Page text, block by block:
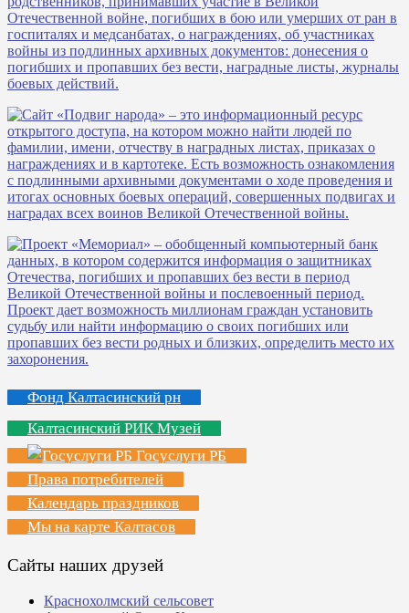
Фонд Калтасинский рн
Калтасинский РИК Музей
Госуслуги РБ
Права потребителей
Календарь праздников
Мы на карте Калтасов
Сайты наших друзей
Краснохолмский сельсовет